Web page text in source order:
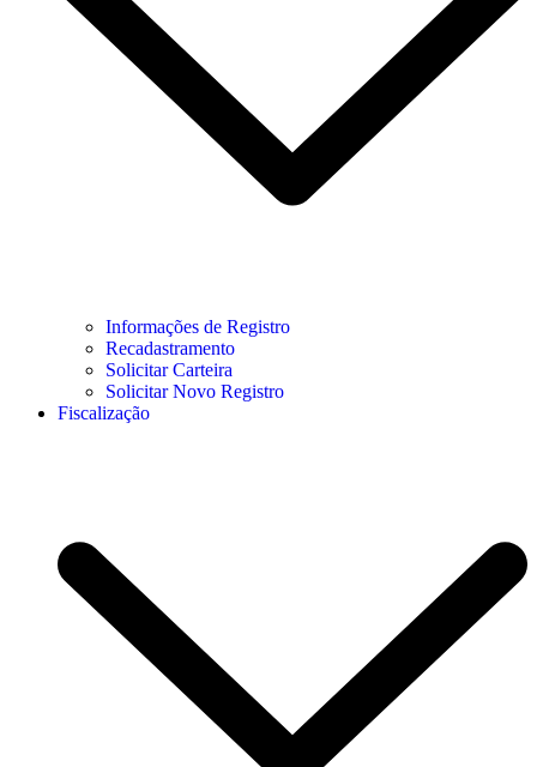
Informações de Registro
Recadastramento
Solicitar Carteira
Solicitar Novo Registro
Fiscalização